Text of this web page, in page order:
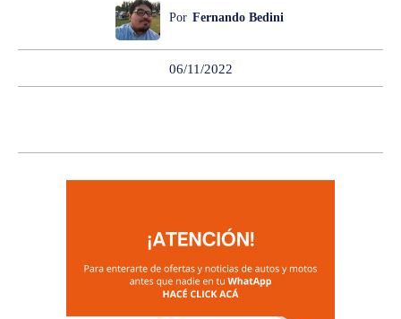
Por Fernando Bedini
06/11/2022